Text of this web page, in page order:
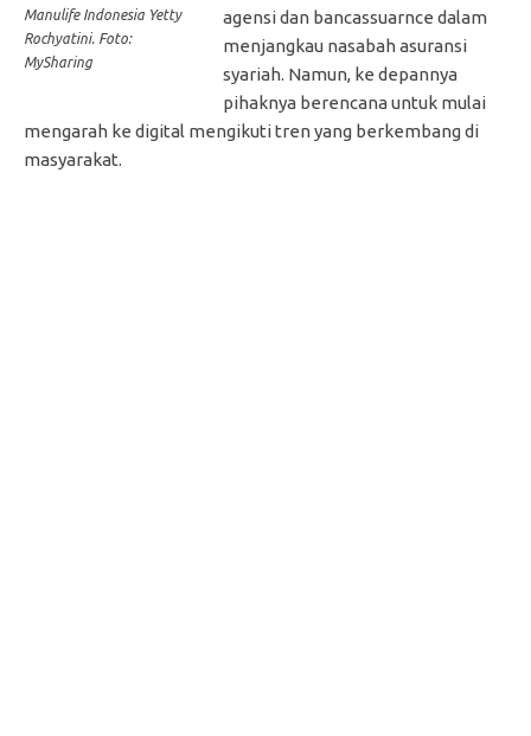
Manulife Indonesia Yetty
Rochyatini. Foto:
MySharing
agensi dan bancassuarnce dalam
menjangkau nasabah asuransi
syariah. Namun, ke depannya
pihaknya berencana untuk mulai
mengarah ke digital mengikuti tren yang berkembang di
masyarakat.